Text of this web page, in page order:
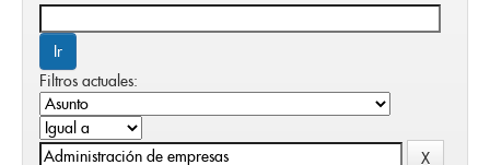
Filtros actuales: